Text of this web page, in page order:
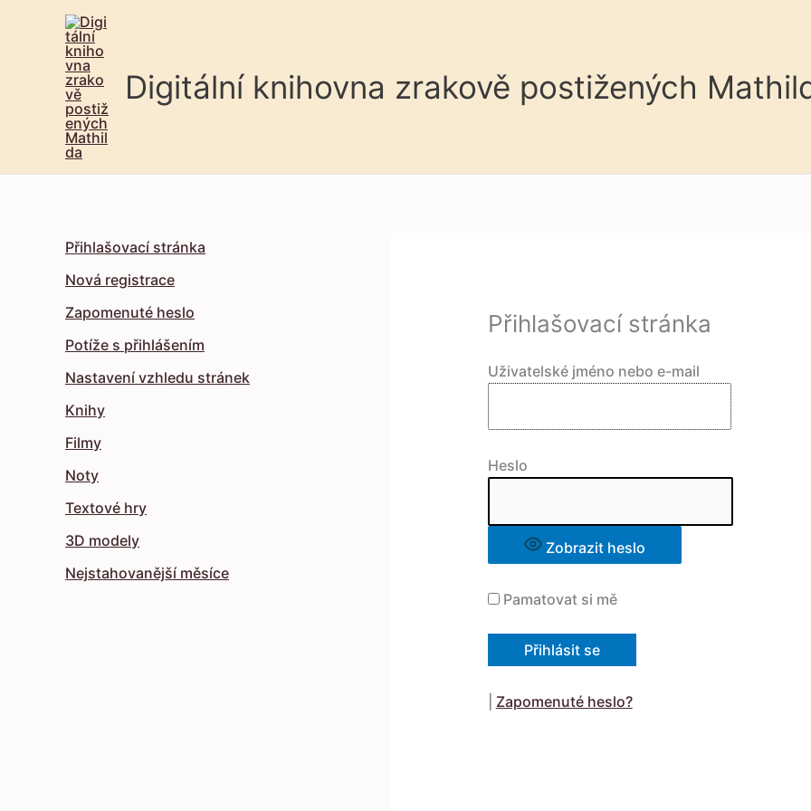
Digitální knihovna zrakově postižených
Přihlašovací stránka
Nová registrace
Zapomenuté heslo
Potíže s přihlášením
Nastavení vzhledu stránek
Knihy
Filmy
Noty
Textové hry
3D modely
Nejstahovanější měsíce
Přihlašovací stránka
Uživatelské jméno nebo e-mail
Heslo
Zobrazit heslo
Pamatovat si mě
Zapomenuté heslo?